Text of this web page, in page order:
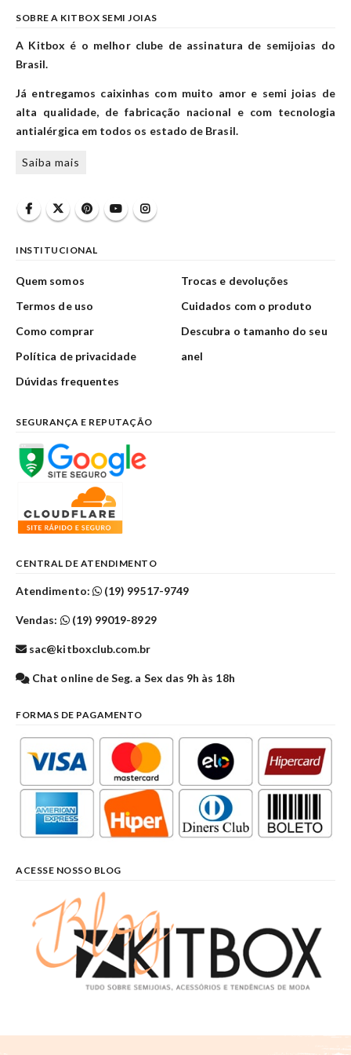
SOBRE A KITBOX SEMI JOIAS
A Kitbox é o melhor clube de assinatura de semijoias do
Brasil.
Já entregamos caixinhas com muito amor e semi joias de
alta qualidade, de fabricação nacional e com tecnologia
antialérgica em todos os estado de Brasil.
Saiba mais
INSTITUCIONAL
Quem somos
Termos de uso
Como comprar
Política de privacidade
Dúvidas frequentes
Trocas e devoluções
Cuidados com o produto
Descubra o tamanho do seu
anel
SEGURANÇA E REPUTAÇÃO
CENTRAL DE ATENDIMENTO
Atendimento: (19) 99517-9749
Vendas: (19) 99019-8929
sac@kitboxclub.com.br
Chat online de Seg. a Sex das 9h às 18h
FORMAS DE PAGAMENTO
ACESSE NOSSO BLOG